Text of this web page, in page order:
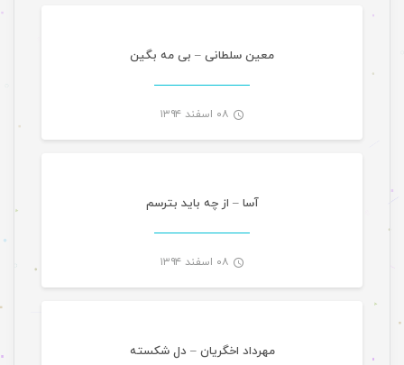
معین سلطانی – بی مه بگین
۰۸ اسفند ۱۳۹۴ موسیقی تازه های هرمزگانی
آسا – از چه باید بترسم
۰۸ اسفند ۱۳۹۴ موسیقی تازه های هرمزگانی
مهرداد اخگریان – دل شکسته